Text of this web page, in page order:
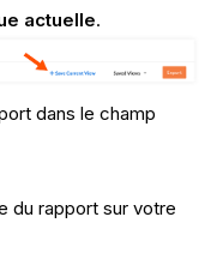
actuelle.
dans le champ
du rapport sur votre